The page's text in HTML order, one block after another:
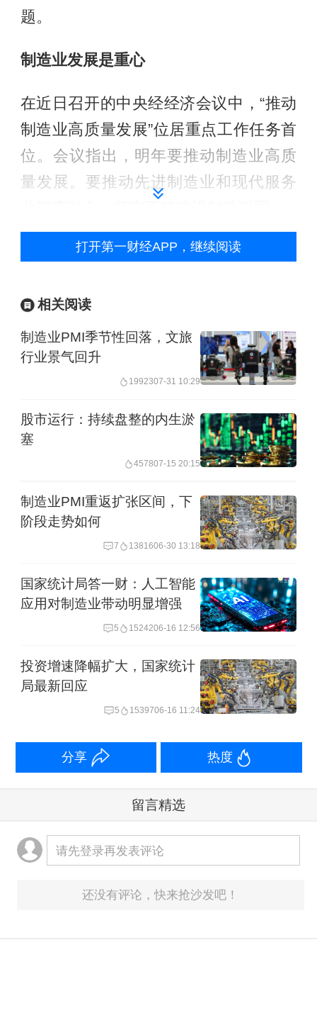
题。
制造业发展是重心
在近日召开的中央经经济会议中，“推动
制造业高质量发展”位居重点工作任务首
位。会议指出，明年要推动制造业高质
量发展。要推动先进制造业和现代服务
复旦大学经济学院教授殷醒民在研讨会
现，制造业对于国家的经济增长十分重
要。“中央经济工作会议第一个工作重点
是制造业是对的，一个国家不能放弃制
工业和信息化部副部长辛国斌此前
在“2018国家制造强国建设专家论坛”上
技术创新的主战场，是供给侧结构性改
革的重要领域，应多管齐下推动制造业
而关于如何推动制造业发展，中央经济
工作会议提出，要稳步推进企业优胜劣
办法，促进新技术、新组织形式、新产
业集群形成和发展。要增强制造业技术
性技术研发平台，健全需求为导向、企
紧布局国家实验室，重组国家重点实验
室体系，加大对中小企业创新支持力
度，加强知识产权保护和运用，形成有
效的创新激励机制。
打开第一财经APP，继续阅读
相关阅读
制造业PMI季节性回落，文旅
行业景气回升
1992307-31 10:29
股市运行：持续盘整的内生淤
塞
457807-15 20:15
制造业PMI重返扩张区间，下
阶段走势如何
7 1381606-30 13:18
国家统计局答一财：人工智能
应用对制造业带动明显增强
5 1524206-16 12:56
投资增速降幅扩大，国家统计
局最新回应
5 1539706-16 11:24
分享 热度
留言精选
请先登录再发表评论
还没有评论，快来抢沙发吧！